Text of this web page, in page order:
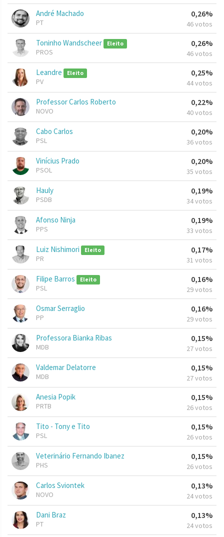
André Machado
PT
0,26%
46 votos
Toninho Wandscheer Eleito
PROS
0,26%
46 votos
Leandre Eleito
PV
0,25%
44 votos
Professor Carlos Roberto
NOVO
0,22%
40 votos
Cabo Carlos
PSL
0,20%
36 votos
Vinícius Prado
PSOL
0,20%
35 votos
Hauly
PSDB
0,19%
34 votos
Afonso Ninja
PPS
0,19%
33 votos
Luiz Nishimori Eleito
PR
0,17%
31 votos
Filipe Barros Eleito
PSL
0,16%
29 votos
Osmar Serraglio
PP
0,16%
29 votos
Professora Bianka Ribas
MDB
0,15%
27 votos
Valdemar Delatorre
MDB
0,15%
27 votos
Anesia Popik
PRTB
0,15%
26 votos
Tito - Tony e Tito
PSL
0,15%
26 votos
Veterinário Fernando Ibanez
PHS
0,15%
26 votos
Carlos Sviontek
NOVO
0,13%
24 votos
Dani Braz
PT
0,13%
24 votos